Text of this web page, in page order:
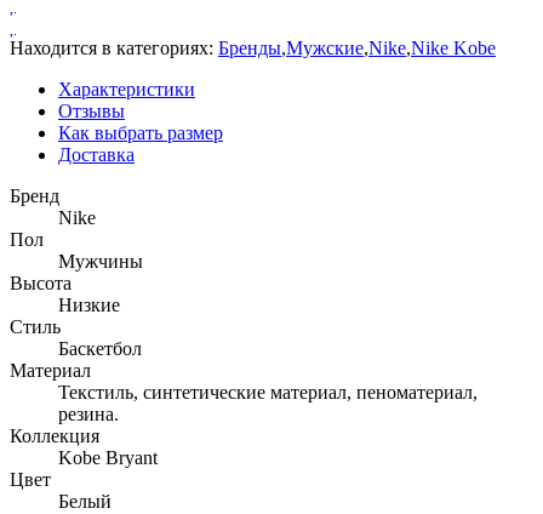
Находится в категориях: Бренды,Мужские,Nike,Nike Kobe
Характеристики
Отзывы
Как выбрать размер
Доставка
Бренд
Nike
Пол
Мужчины
Высота
Низкие
Стиль
Баскетбол
Материал
Текстиль, синтетические материал, пеноматериал,
резина.
Коллекция
Kobe Bryant
Цвет
Белый